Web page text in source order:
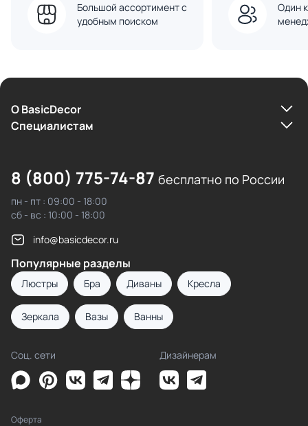
Большой ассортимент с
удобным поиском
Один
О BasicDecor
Cпециалистам
8 (800) 775-74-87 бесплатно по России
пн - пт : 09:00 - 18:00
сб - вс : 10:00 - 18:00
info@basicdecor.ru
Популярные разделы
Люстры Бра Диваны Кресла
Зеркала Вазы Ванны
Соц. сети Дизайнерам
Оферта